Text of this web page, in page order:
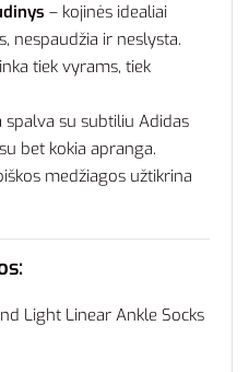
– kojinės idealiai
nespaudžia ir neslysta.
tiek vyrams, tiek
spalva su subtiliu Adidas
bet kokia apranga.
medžiagos užtikrina
Light Linear Ankle Socks